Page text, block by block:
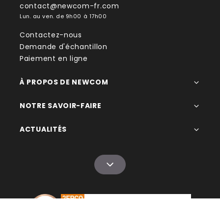
contact@newcom-fr.com
Lun. au ven. de 9h00 à 17h00
Contactez-nous
Demande d'échantillon
Paiement en ligne
À PROPOS DE NEWCOM
NOTRE SAVOIR-FAIRE
ACTUALITÉS